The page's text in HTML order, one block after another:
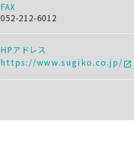
FAX
052-212-6012
HPアドレス
https://www.sugiko.co.jp/ open_in_new